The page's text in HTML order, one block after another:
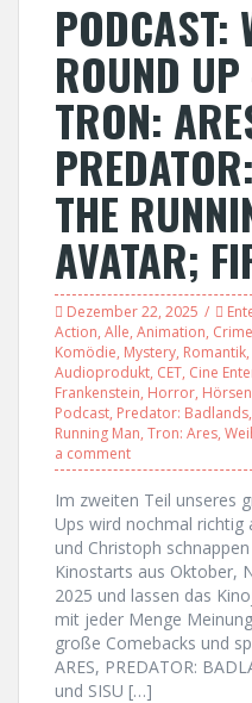
PODCAST:
ROUND
TRON:
THE
AVATAR;
Dezember 22, 2025
Action, Alle, Animation, Crime
Komödie, Mystery, Romantik,
Audioprodukt, CET, Cine
Frankenstein, Horror,
Podcast, Predator: Badlands,
Running Man, Tron: Ares,
a comment
Im zweiten Teil unseres
Ups wird nochmal richtig
und Christoph
Kinostarts aus Oktober,
2025 und lassen das
mit jeder Menge
große Comebacks und
ARES, PREDATOR:
und SISU […]